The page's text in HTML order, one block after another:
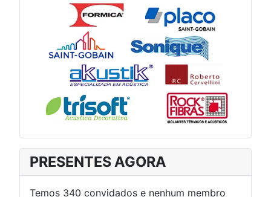
PRESENTES AGORA
Temos 340 convidados e nenhum membro